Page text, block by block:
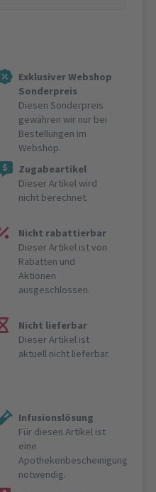
Exklusiver Webshop
Sonderpreis
Diesen Sonderpreis
gewähren wir nur bei
Bestellungen im
Webshop.
Zugabeartikel
Dieser Artikel wird
nicht berechnet.
Nicht rabattierbar
Dieser Artikel ist von
Rabatten und
Aktionen
ausgeschlossen.
Nicht lieferbar
Dieser Artikel ist
aktuell nicht lieferbar.
Infusionslösung
Für diesen Artikel ist
eine
Apothekenbescheinigung
notwendig.